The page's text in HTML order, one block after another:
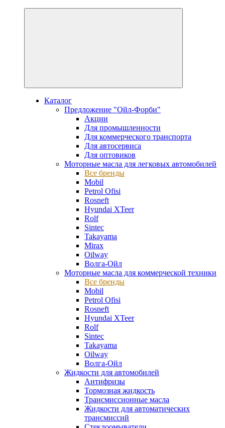
Каталог
Предложение "Ойл-Форби"
Акции
Для промышленности
Для коммерческого транспорта
Для автосервиса
Для оптовиков
Моторные масла для легковых автомобилей
Все бренды
Mobil
Petrol Ofisi
Rosneft
Hyundai XTeer
Rolf
Sintec
Takayama
Mirax
Oilway
Волга-Ойл
Моторные масла для коммерческой техники
Все бренды
Mobil
Petrol Ofisi
Rosneft
Hyundai XTeer
Rolf
Sintec
Takayama
Oilway
Волга-Ойл
Жидкости для автомобилей
Антифризы
Тормозная жидкость
Трансмиссионные масла
Жидкости для автоматических
трансмиссий